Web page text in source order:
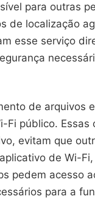
para outras
de localização
esse serviço
de arquivos
Fi público.
evitam que
de Wi-
pedem acesso
para a